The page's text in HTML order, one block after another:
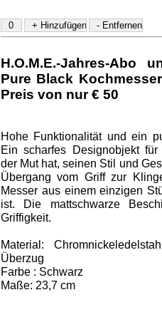
H.O.M.E.-Jahres-Abo
Pure Black
Preis von nur € 50
Hohe Funktionalität und ein
Ein scharfes Designobjekt
der Mut hat, seinen Stil und
Übergang vom Griff zur
Messer aus einem einzigen
ist. Die mattschwarze
Griffigkeit.
Material:
Überzug
Farbe : Schwarz
Maße: 23,7 cm